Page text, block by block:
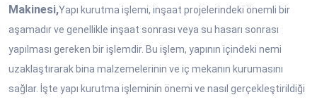
Makinesi,Yapı kurutma işlemi, inşaat projelerindeki önemli bir
aşamadır ve genellikle inşaat sonrası veya su hasarı sonrası
yapılması gereken bir işlemdir. Bu işlem, yapının içindeki nemi
uzaklaştırarak bina malzemelerinin ve iç mekanın kurumasını
sağlar. İşte yapı kurutma işleminin önemi ve nasıl gerçekleştirildiği